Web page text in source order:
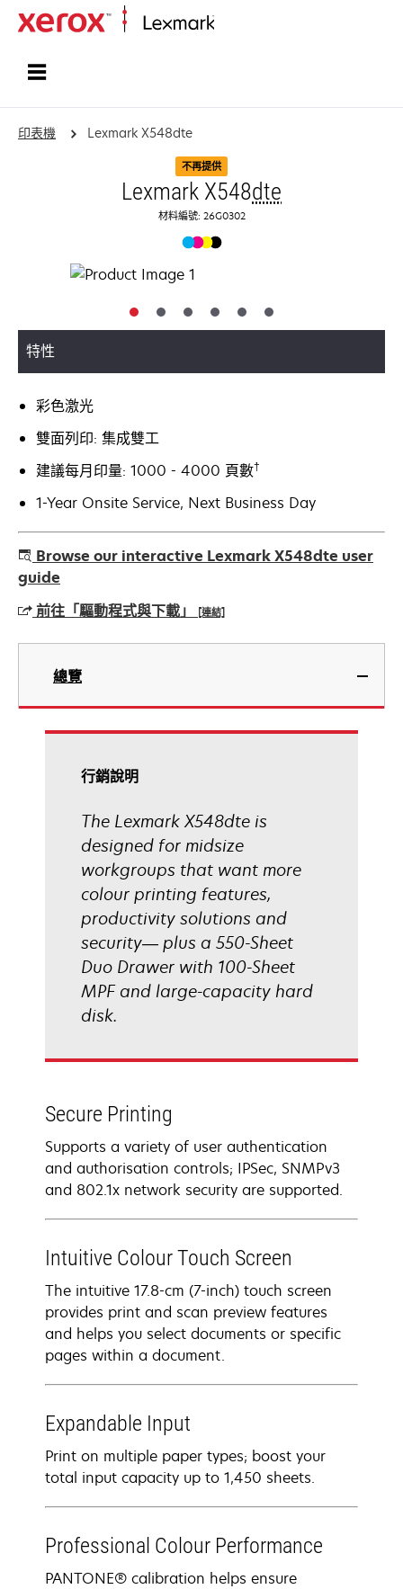
印表機 Lexmark X548dte
不再提供
Lexmark X548dte
材料編號: 26G0302
特性
彩色激光
雙面列印: 集成雙工
建議每月印量: 1000 - 4000 頁數†
1-Year Onsite Service, Next Business Day
Browse our interactive Lexmark X548dte user
guide
前往「驅動程式與下載」
[連結]
在
籤
總覽
行銷說明
The Lexmark X548dte is
designed for midsize
workgroups that want more
colour printing features,
productivity solutions and
security— plus a 550-Sheet
Duo Drawer with 100-Sheet
MPF and large-capacity hard
disk.
Secure Printing
Supports a variety of user authentication
and authorisation controls; IPSec, SNMPv3
and 802.1x network security are supported.
Intuitive Colour Touch Screen
The intuitive 17.8-cm (7-inch) touch screen
provides print and scan preview features
and helps you select documents or specific
pages within a document.
Expandable Input
Print on multiple paper types; boost your
total input capacity up to 1,450 sheets.
Professional Colour Performance
PANTONE® calibration helps ensure